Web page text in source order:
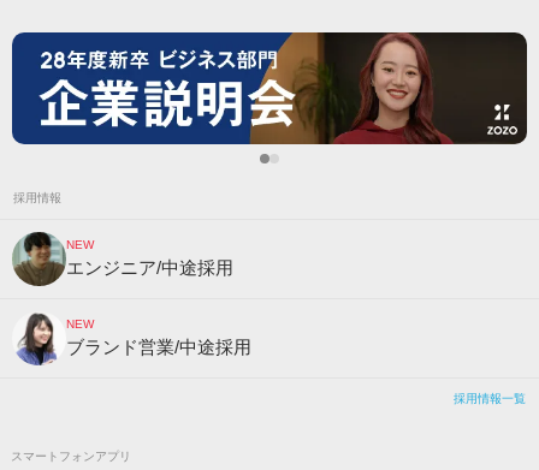
採用情報
NEW
エンジニア/中途採用
NEW
ブランド営業/中途採用
採用情報一覧
スマートフォンアプリ